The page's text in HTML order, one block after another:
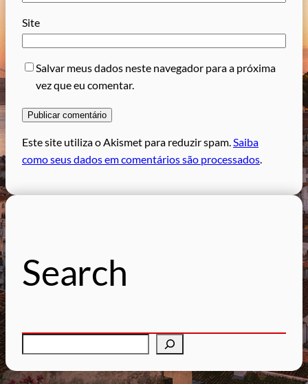
Site
Salvar meus dados neste navegador para a próxima
vez que eu comentar.
Este site utiliza o Akismet para reduzir spam.Saiba
como seus dados em comentários são processados.
Search
e
s